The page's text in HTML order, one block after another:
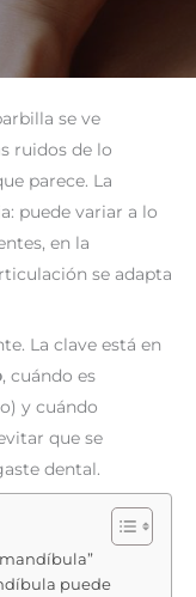
se ve
ruidos de lo
parece. La
puede variar a lo
en la
se adapta
La clave está en
, cuándo es
y cuándo
que se
dental.
puede